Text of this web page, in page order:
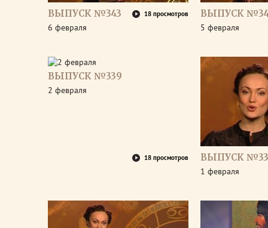
ВЫПУСК №343 18 просмотров
6 февраля
ВЫПУСК
5 февраля
ВЫПУСК №339
18 просмотров
2 февраля
ВЫПУСК
1 февраля